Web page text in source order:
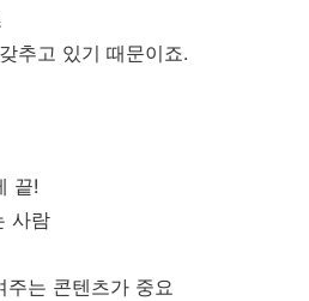
추고 있기 때문이죠.
끝!
사람
는 콘텐츠가 중요